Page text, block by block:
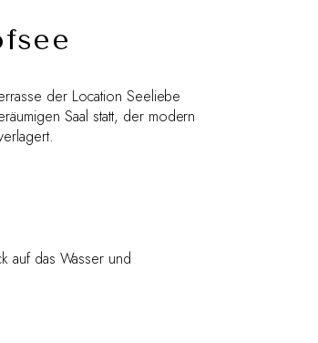
der Location Seeliebe
Saal statt, der modern